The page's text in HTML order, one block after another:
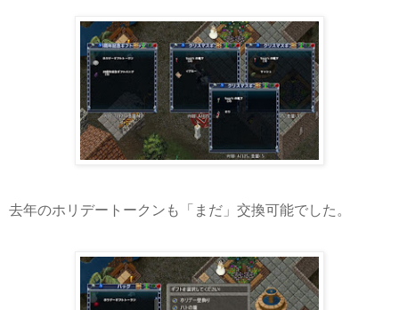
去年のホリデートークンも「まだ」交換可能でした。